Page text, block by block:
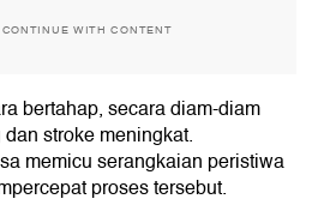
WITH CONTENT
bertahap, secara diam-diam
stroke meningkat.
memicu serangkaian peristiwa
proses tersebut.